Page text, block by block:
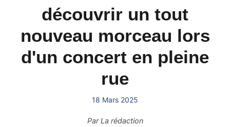
découvrir un tout
nouveau morceau lors
d'un concert en pleine
rue
18 Mars 2025
ParLa rédaction